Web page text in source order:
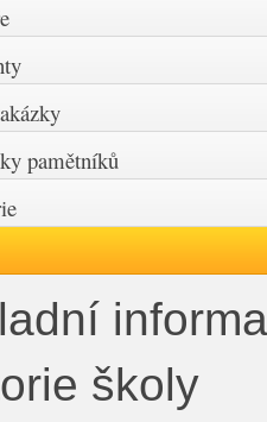
pamětníků
školy